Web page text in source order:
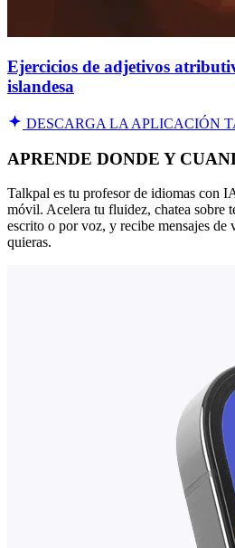
Ejercicios de adjetivos
islandesa
DESCARGA LA APLICACIÓN
APRENDE DONDE Y
Talkpal es tu profesor de idiomas con
móvil. Acelera tu fluidez, chatea sobre
escrito o por voz, y recibe mensajes de
quieras.